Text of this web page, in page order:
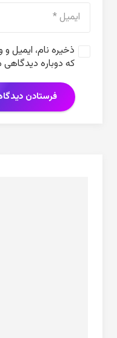
ذخیره نام، ایمیل
که دوباره
فرستادن